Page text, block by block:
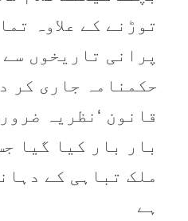
توڑنے کے علاوہ
پرانی تاريخوں
حکمنامہ جاری کر
قانون ‘نظريہ
بار بار کيا گيا
ملک تباہی کے
ہے